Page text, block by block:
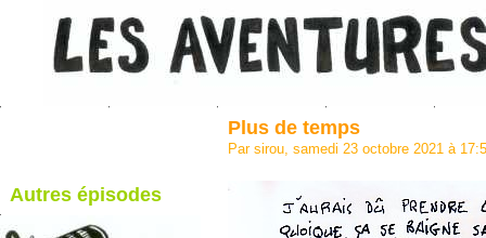
blog de Sirou
Plus de temps
Par sirou, samedi 23 octobre 2021 à
Autres épisodes